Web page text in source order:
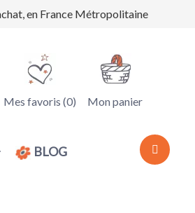
en France Métropolitaine
Mes favoris (0) Mon panier
BLOG